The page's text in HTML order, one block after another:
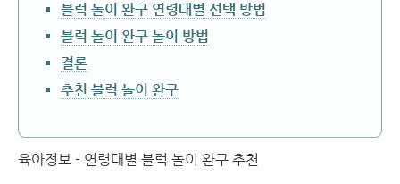
블럭 놀이 완구 연령대별 선택 방법
블럭 놀이 완구 놀이 방법
결론
추천 블럭 놀이 완구
육아정보 - 연령대별 블럭 놀이 완구 추천